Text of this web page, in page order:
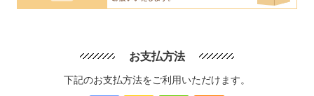
お支払方法
下記のお支払方法をご利用いただけます。